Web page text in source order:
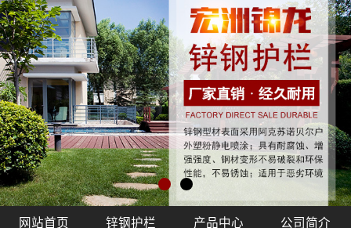
网站首页 锌钢护栏 产品中心 公司简介